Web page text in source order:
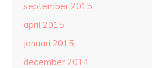
september 2015
april 2015
januari 2015
december 2014